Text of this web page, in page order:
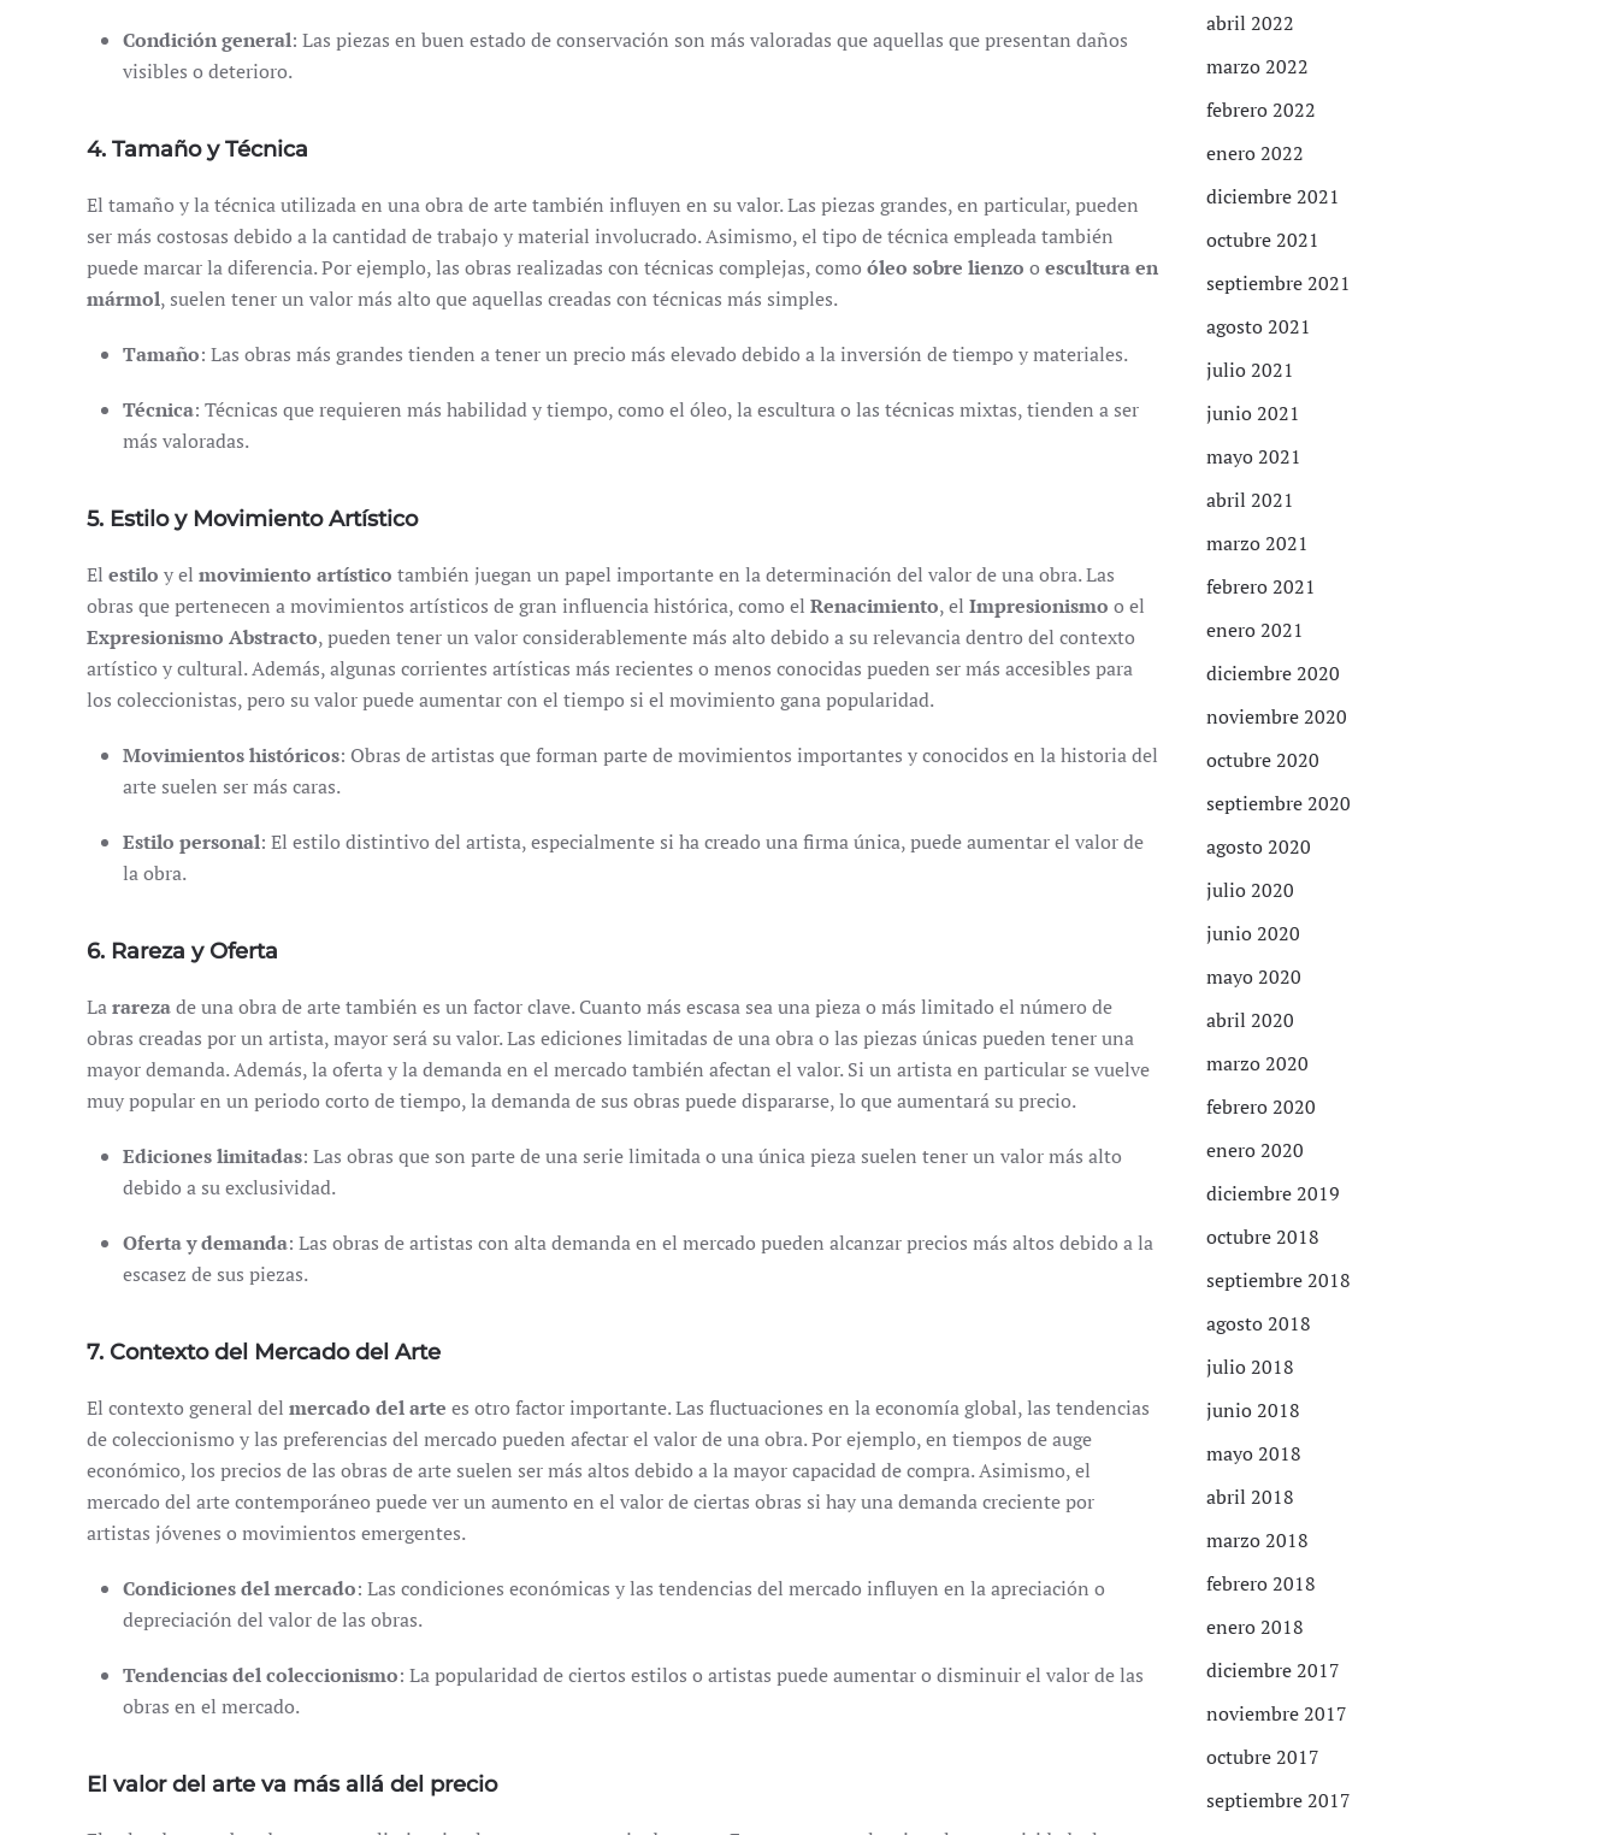
Condición general: Las piezas en buen estado de conservación son más valoradas que aquellas que presentan daños
visibles o deterioro.
4. Tamaño y Técnica
El tamaño y la técnica utilizada en una obra de arte también influyen en su valor. Las piezas grandes, en particular, pueden
ser más costosas debido a la cantidad de trabajo y material involucrado. Asimismo, el tipo de técnica empleada también
puede marcar la diferencia. Por ejemplo, las obras realizadas con técnicas complejas, como óleo sobre lienzo o escultura en
mármol, suelen tener un valor más alto que aquellas creadas con técnicas más simples.
Tamaño: Las obras más grandes tienden a tener un precio más elevado debido a la inversión de tiempo y materiales.
Técnica: Técnicas que requieren más habilidad y tiempo, como el óleo, la escultura o las técnicas mixtas, tienden a ser
más valoradas.
5. Estilo y Movimiento Artístico
El estilo y el movimiento artístico también juegan un papel importante en la determinación del valor de una obra. Las
obras que pertenecen a movimientos artísticos de gran influencia histórica, como el Renacimiento, el Impresionismo o el
Expresionismo Abstracto, pueden tener un valor considerablemente más alto debido a su relevancia dentro del contexto
artístico y cultural. Además, algunas corrientes artísticas más recientes o menos conocidas pueden ser más accesibles para
los coleccionistas, pero su valor puede aumentar con el tiempo si el movimiento gana popularidad.
Movimientos históricos: Obras de artistas que forman parte de movimientos importantes y conocidos en la historia del
arte suelen ser más caras.
Estilo personal: El estilo distintivo del artista, especialmente si ha creado una firma única, puede aumentar el valor de
la obra.
6. Rareza y Oferta
Lararezade una obra de arte también es un factor clave. Cuanto más escasa sea una pieza o más limitado el número de
obras creadas por un artista, mayor será su valor. Las ediciones limitadas de una obra o las piezas únicas pueden tener una
mayor demanda. Además, la oferta y la demanda en el mercado también afectan el valor. Si un artista en particular se vuelve
muy popular en un periodo corto de tiempo, la demanda de sus obras puede dispararse, lo que aumentará su precio.
Ediciones limitadas: Las obras que son parte de una serie limitada o una única pieza suelen tener un valor más alto
debido a su exclusividad.
Oferta y demanda: Las obras de artistas con alta demanda en el mercado pueden alcanzar precios más altos debido a la
escasez de sus piezas.
7. Contexto del Mercado del Arte
El contexto general del mercado del arte es otro factor importante. Las fluctuaciones en la economía global, las tendencias
de coleccionismo y las preferencias del mercado pueden afectar el valor de una obra. Por ejemplo, en tiempos de auge
económico, los precios de las obras de arte suelen ser más altos debido a la mayor capacidad de compra. Asimismo, el
mercado del arte contemporáneo puede ver un aumento en el valor de ciertas obras si hay una demanda creciente por
artistas jóvenes o movimientos emergentes.
Condiciones del mercado: Las condiciones económicas y las tendencias del mercado influyen en la apreciación o
depreciación del valor de las obras.
Tendencias del coleccionismo: La popularidad de ciertos estilos o artistas puede aumentar o disminuir el valor de las
obras en el mercado.
El valor del arte va más allá del precio
abril 2022
marzo 2022
febrero 2022
enero 2022
diciembre 2021
octubre 2021
septiembre 2021
agosto 2021
julio 2021
junio 2021
mayo 2021
abril 2021
marzo 2021
febrero 2021
enero 2021
diciembre 2020
noviembre 2020
octubre 2020
septiembre 2020
agosto 2020
julio 2020
junio 2020
mayo 2020
abril 2020
marzo 2020
febrero 2020
enero 2020
diciembre 2019
octubre 2018
septiembre 2018
agosto 2018
julio 2018
junio 2018
mayo 2018
abril 2018
marzo 2018
febrero 2018
enero 2018
diciembre 2017
noviembre 2017
octubre 2017
septiembre 2017